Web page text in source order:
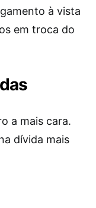
à vista
em troca do
a mais cara.
dívida mais